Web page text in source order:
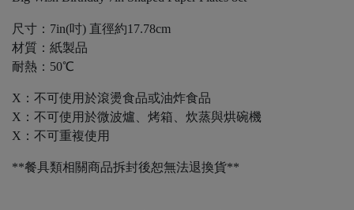
尺寸：7in(吋) 直徑約17.78cm
材質：紙製品
耐熱：50℃
X：不可使用於滾燙食品或油炸食品
X：不可使用於微波爐、烤箱、炊蒸與烘碗機
X：不可重複使用
**餐具類相關商品拆封後恕無法退換貨**